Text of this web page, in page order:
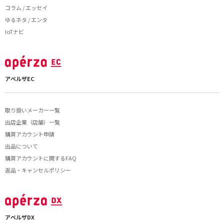
コラム / エッセイ
ゆるネタ / エンタ
IoTナビ
アペルザEC
取り扱いメーカー一覧
出店企業（店舗）一覧
購買アカウント申請
出品について
購買アカウントに関するFAQ
返品・キャンセルポリシー
アペルザDX